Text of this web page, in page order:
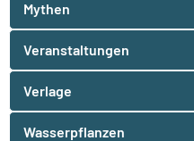
Mythen
Veranstaltungen
Verlage
Wasserpflanzen